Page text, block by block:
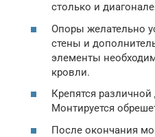
столько и
Опоры желательно
стены и
элементы
кровли.
Крепятся
Монтируется
После окончания